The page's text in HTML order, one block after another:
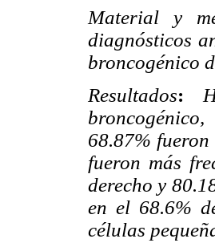
Material y
diagnósticos
broncogénico
Resultados:
68.87%
fueron más
derecho y
en el 68.6%
células